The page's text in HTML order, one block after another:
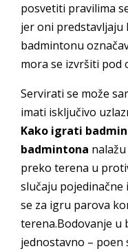
posvetiti pravilima
jer oni predstavljaju
badmintonu
mora se izvršiti pod
Servirati se može
imati isključivo
Kako igrati
badmintona
preko terena u
slučaju pojedinačne
se za igru parova
terena.Bodovanje u
jednostavno – poen